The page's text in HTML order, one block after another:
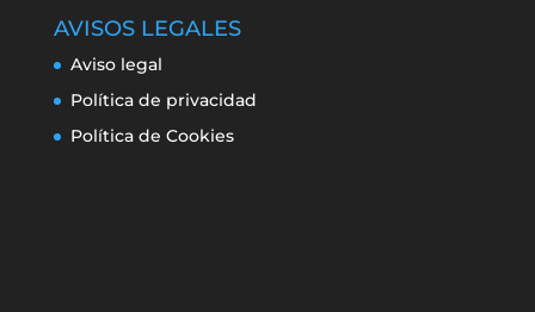
AVISOS LEGALES
Aviso legal
Política de privacidad
Política de Cookies